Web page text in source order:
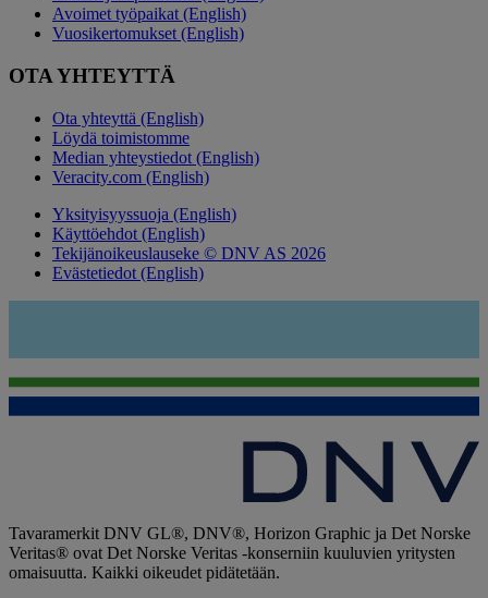
Avoimet työpaikat (English)
Vuosikertomukset (English)
OTA YHTEYTTÄ
Ota yhteyttä (English)
Löydä toimistomme
Median yhteystiedot (English)
Veracity.com (English)
Yksityisyyssuoja (English)
Käyttöehdot (English)
Tekijänoikeuslauseke © DNV AS 2026
Evästetiedot (English)
Tavaramerkit DNV GL®, DNV®, Horizon Graphic ja Det Norske
Veritas® ovat Det Norske Veritas -konserniin kuuluvien yritysten
omaisuutta. Kaikki oikeudet pidätetään.